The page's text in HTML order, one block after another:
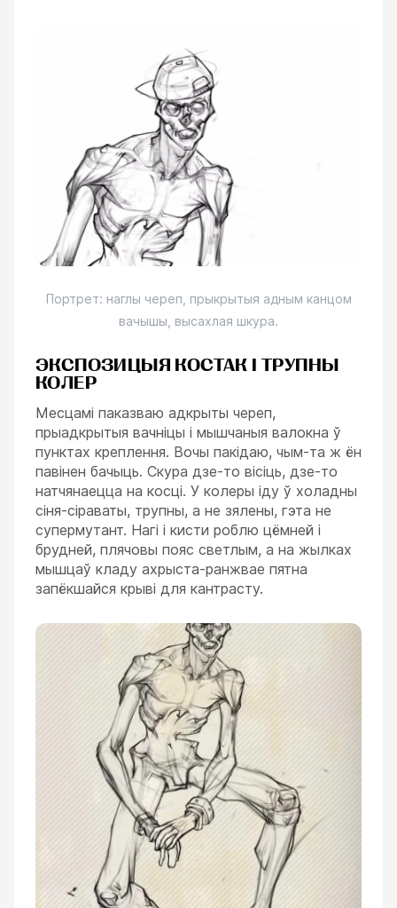
Портрет: наглы череп, прыкрытыя адным канцом
вачышы, высахлая шкура.
ЭКСПОЗИЦЫЯ КОСТАК І ТРУПНЫ
КОЛЕР
Месцамі паказваю адкрыты череп,
прыадкрытыя вачніцы і мышчаныя валокна ў
пунктах креплення. Вочы пакідаю, чым-та ж ён
павінен бачыць. Скура дзе-то вісіць, дзе-то
натчянаецца на косці. У колеры іду ў холадны
сіня-сіраваты, трупны, а не зялены, гэта не
супермутант. Нагі і кисти роблю цёмней і
брудней, плячовы пояс светлым, а на жылках
мышцаў кладу ахрыста-ранжвае пятна
запёкшайся крыві для кантрасту.